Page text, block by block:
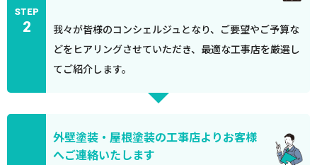
STEP
2
我々が皆様のコンシェルジュとなり、ご要望やご予算な
どをヒアリングさせていただき、最適な工事店を厳選し
てご紹介します。
外壁塗装・屋根塗装の工事店よりお客様
へご連絡いたします